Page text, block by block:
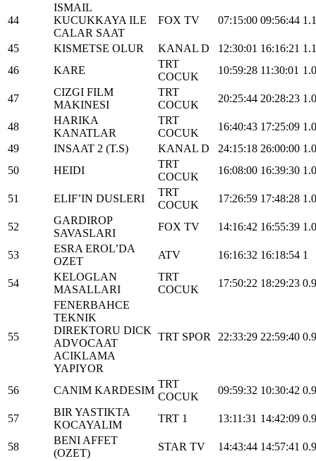
44
ISMAIL
KUCUKKAYA ILE
CALAR SAAT
FOX TV 07:15:00 09:56:44
45 KISMETSE OLUR KANAL D 12:30:01 16:16:21
46
KARE
TRT
COCUK
10:59:28 11:30:01
47
CIZGI FILM
MAKINESI
TRT
COCUK
20:25:44 20:28:23
48
HARIKA
KANATLAR
TRT
COCUK
16:40:43 17:25:09
49
INSAAT 2 (T.S) KANAL D 24:15:18 26:00:00
50
HEIDI
TRT
COCUK
16:08:00 16:39:30
51 ELIF’IN DUSLERI
TRT
COCUK
17:26:59 17:48:28
52
GARDIROP
SAVASLARI
FOX TV 14:16:42 16:55:39
53
ESRA EROL’DA
OZET
ATV 16:16:32 16:18:54 1
54
KELOGLAN
MASALLARI
TRT
COCUK
17:50:22 18:29:23
55
FENERBAHCE
TEKNIK
DIREKTORU DICK
ADVOCAAT
ACIKLAMA
YAPIYOR
TRT SPOR 22:33:29 22:59:40
56 CANIM KARDESIM
TRT
COCUK
09:59:32 10:30:42
57
BIR YASTIKTA
KOCAYALIM
TRT 1 13:11:31 14:42:09
58
BENI AFFET
(OZET)
STAR TV 14:43:44 14:57:41 0.9